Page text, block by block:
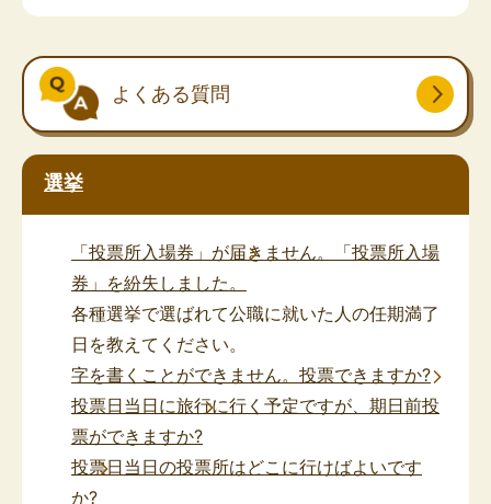
よくある質問
選挙
「投票所入場券」が届きません。「投票所入場
券」を紛失しました。
各種選挙で選ばれて公職に就いた人の任期満了
日を教えてください。
字を書くことができません。投票できますか?
投票日当日に旅行に行く予定ですが、期日前投
票ができますか?
投票日当日の投票所はどこに行けばよいです
か?